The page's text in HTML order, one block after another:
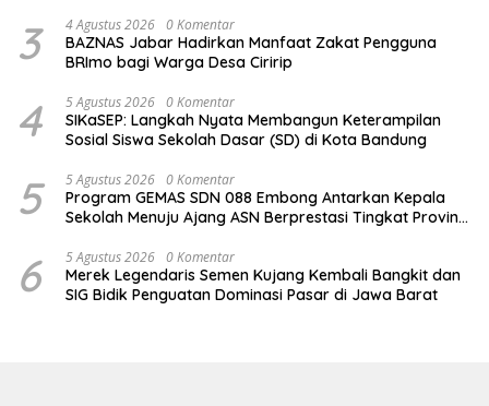
3 4 Agustus 2026 0 Komentar
BAZNAS Jabar Hadirkan Manfaat Zakat Pengguna
BRImo bagi Warga Desa Ciririp
4 5 Agustus 2026 0 Komentar
SIKaSEP: Langkah Nyata Membangun Keterampilan
Sosial Siswa Sekolah Dasar (SD) di Kota Bandung
5 5 Agustus 2026 0 Komentar
Program GEMAS SDN 088 Embong Antarkan Kepala
Sekolah Menuju Ajang ASN Berprestasi Tingkat Provinsi
6 5 Agustus 2026 0 Komentar
Merek Legendaris Semen Kujang Kembali Bangkit dan
SIG Bidik Penguatan Dominasi Pasar di Jawa Barat